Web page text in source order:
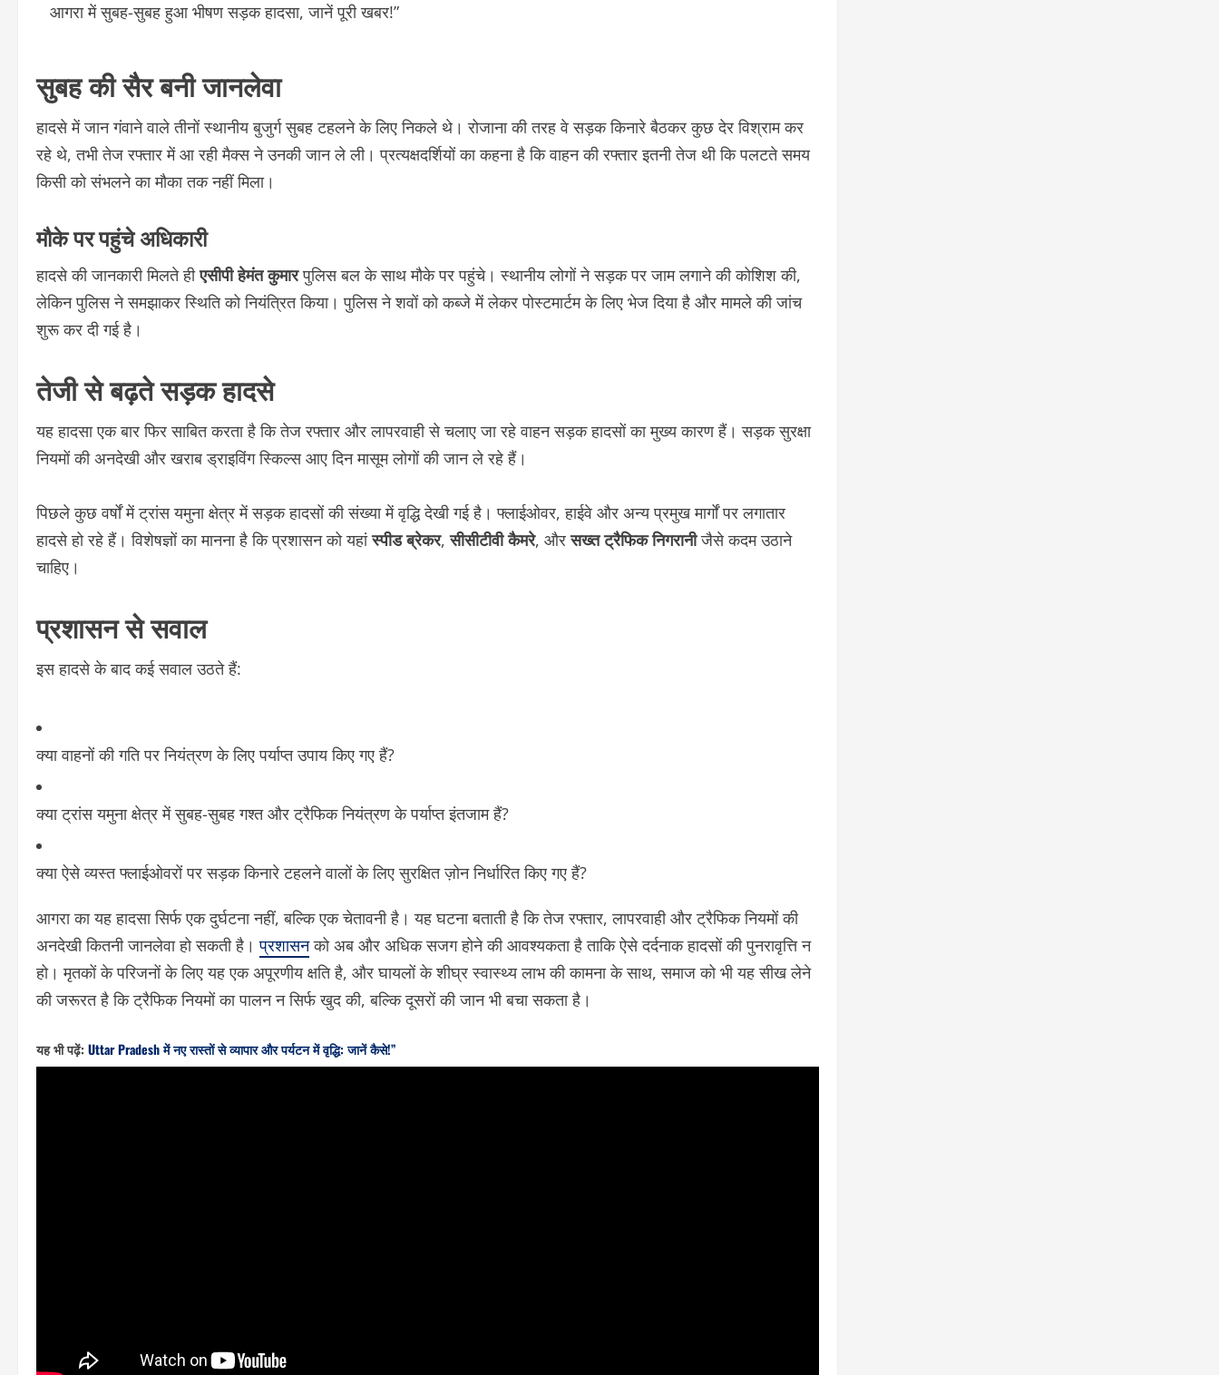
आगरा में सुबह-सुबह हुआ भीषण सड़क हादसा, जानें पूरी खबर!”
सुबह की सैर बनी जानलेवा
हादसे में जान गंवाने वाले तीनों स्थानीय बुजुर्ग सुबह टहलने के लिए निकले थे। रोजाना की तरह वे सड़क किनारे बैठकर कुछ देर विश्राम कर
रहे थे, तभी तेज रफ्तार में आ रही मैक्स ने उनकी जान ले ली। प्रत्यक्षदर्शियों का कहना है कि वाहन की रफ्तार इतनी तेज थी कि पलटते समय
किसी को संभलने का मौका तक नहीं मिला।
मौके पर पहुंचे अधिकारी
हादसे की जानकारी मिलते हीएसीपी हेमंत कुमारपुलिस बल के साथ मौके पर पहुंचे। स्थानीय लोगों ने सड़क पर जाम लगाने की कोशिश की,
लेकिन पुलिस ने समझाकर स्थिति को नियंत्रित किया। पुलिस ने शवों को कब्जे में लेकर पोस्टमार्टम के लिए भेज दिया है और मामले की जांच
शुरू कर दी गई है।
तेजी से बढ़ते सड़क हादसे
यह हादसा एक बार फिर साबित करता है कि तेज रफ्तार और लापरवाही से चलाए जा रहे वाहन सड़क हादसों का मुख्य कारण हैं। सड़क सुरक्षा
नियमों की अनदेखी और खराब ड्राइविंग स्किल्स आए दिन मासूम लोगों की जान ले रहे हैं।
पिछले कुछ वर्षों में ट्रांस यमुना क्षेत्र में सड़क हादसों की संख्या में वृद्धि देखी गई है। फ्लाईओवर, हाईवे और अन्य प्रमुख मार्गों पर लगातार
हादसे हो रहे हैं। विशेषज्ञों का मानना है कि प्रशासन को यहांस्पीड ब्रेकर,सीसीटीवी कैमरे, औरसख्त ट्रैफिक निगरानीजैसे कदम उठाने
चाहिए।
प्रशासन से सवाल
इस हादसे के बाद कई सवाल उठते हैं:
क्या वाहनों की गति पर नियंत्रण के लिए पर्याप्त उपाय किए गए हैं?
क्या ट्रांस यमुना क्षेत्र में सुबह-सुबह गश्त और ट्रैफिक नियंत्रण के पर्याप्त इंतजाम हैं?
क्या ऐसे व्यस्त फ्लाईओवरों पर सड़क किनारे टहलने वालों के लिए सुरक्षित ज़ोन निर्धारित किए गए हैं?
आगरा का यह हादसा सिर्फ एक दुर्घटना नहीं, बल्कि एक चेतावनी है। यह घटना बताती है कि तेज रफ्तार, लापरवाही और ट्रैफिक नियमों की
अनदेखी कितनी जानलेवा हो सकती है।प्रशासनको अब और अधिक सजग होने की आवश्यकता है ताकि ऐसे दर्दनाक हादसों की पुनरावृत्ति न
हो। मृतकों के परिजनों के लिए यह एक अपूरणीय क्षति है, और घायलों के शीघ्र स्वास्थ्य लाभ की कामना के साथ, समाज को भी यह सीख लेने
की जरूरत है कि ट्रैफिक नियमों का पालन न सिर्फ खुद की, बल्कि दूसरों की जान भी बचा सकता है।
यह भी पढ़ें: Uttar Pradesh में नए रास्तों से व्यापार और पर्यटन में वृद्धि: जानें कैसे!”